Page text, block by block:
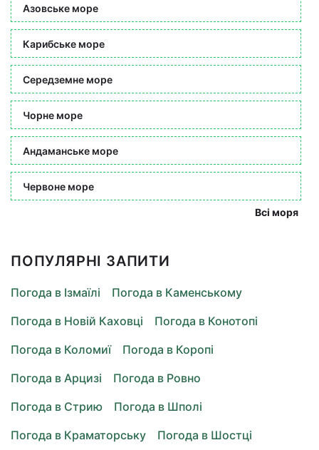
Азовське море
Карибське море
Середземне море
Чорне море
Андаманське море
Червоне море
Всі моря
ПОПУЛЯРНІ ЗАПИТИ
Погода в Ізмаїлі
Погода в Каменському
Погода в Новій Каховці
Погода в Конотопі
Погода в Коломиї
Погода в Коропі
Погода в Арцизі
Погода в Ровно
Погода в Стрию
Погода в Шполі
Погода в Краматорську
Погода в Шостці